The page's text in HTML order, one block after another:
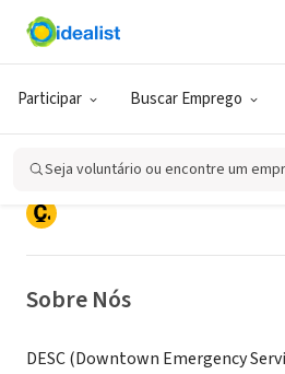
Participar Buscar Emprego
Seja voluntário ou encontre um
ONG (SETOR SOCIAL)
Downtown
Center (DESC)
Seattle, WA|www.desc.org/
Sobre Nós
DESC (Downtown Emergency